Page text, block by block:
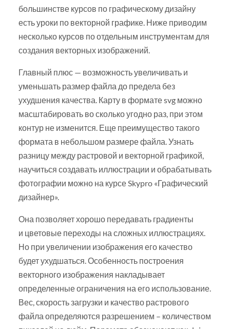
большинстве курсов по графическому дизайну
есть уроки по векторной графике. Ниже приводим
несколько курсов по отдельным инструментам для
создания векторных изображений.
Главный плюс — возможность увеличивать и
уменьшать размер файла до предела без
ухудшения качества. Карту в формате svg можно
масштабировать во сколько угодно раз, при этом
контур не изменится. Еще преимущество такого
формата в небольшом размере файла. Узнать
разницу между растровой и векторной графикой,
научиться создавать иллюстрации и обрабатывать
фотографии можно на курсе Skypro «Графический
дизайнер».
Она позволяет хорошо передавать градиенты
и цветовые переходы на сложных иллюстрациях.
Но при увеличении изображения его качество
будет ухудшаться. Особенность построения
векторного изображения накладывает
определенные ограничения на его использование.
Вес, скорость загрузки и качество растрового
файла определяются разрешением – количеством